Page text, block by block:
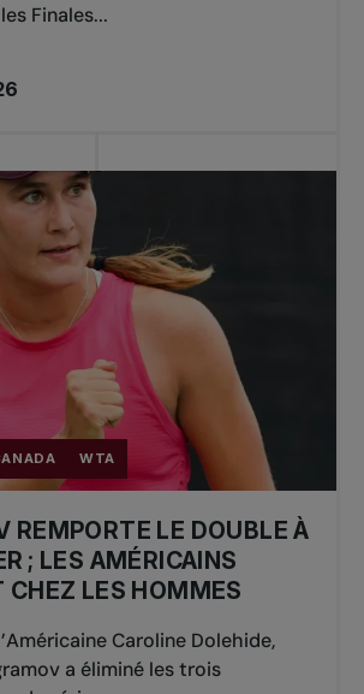
Finales...
WTA
REMPORTE LE DOUBLE À
; LES AMÉRICAINS
CHEZ LES HOMMES
Caroline Dolehide,
a éliminé les trois